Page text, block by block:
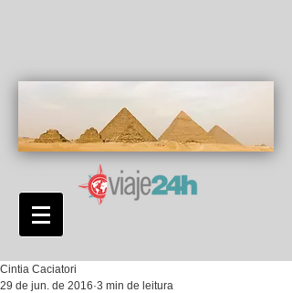
Cintia Caciatori
29 de jun. de 2016 3 min de leitura